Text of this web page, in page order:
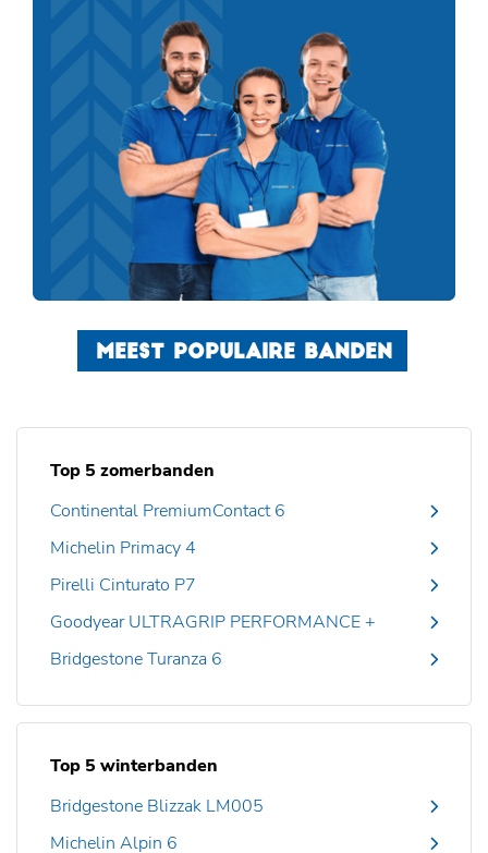
MEEST POPULAIRE BANDEN
Top 5 zomerbanden
Continental PremiumContact 6
Michelin Primacy 4
Pirelli Cinturato P7
Goodyear ULTRAGRIP PERFORMANCE +
Bridgestone Turanza 6
Top 5 winterbanden
Bridgestone Blizzak LM005
Michelin Alpin 6